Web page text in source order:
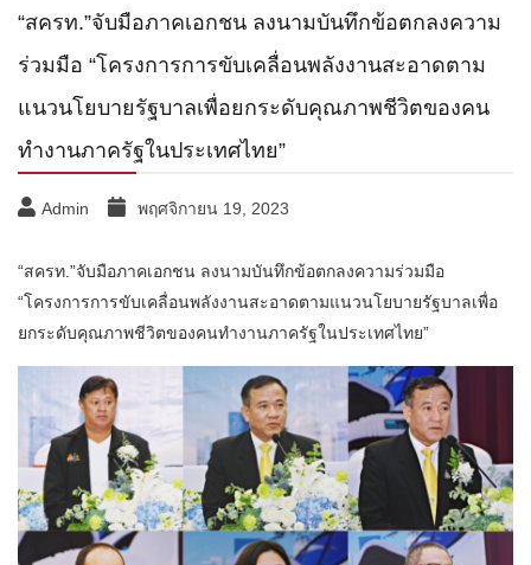
“สครท.”จับมือภาคเอกชน ลงนามบันทึกข้อตกลงความ
ร่วมมือ “โครงการการขับเคลื่อนพลังงานสะอาดตาม
แนวนโยบายรัฐบาลเพื่อยกระดับคุณภาพชีวิตของคน
ทำงานภาครัฐในประเทศไทย”
Admin พฤศจิกายน 19, 2023
“สครท.”จับมือภาคเอกชน ลงนามบันทึกข้อตกลงความร่วมมือ
“โครงการการขับเคลื่อนพลังงานสะอาดตามแนวนโยบายรัฐบาลเพื่อ
ยกระดับคุณภาพชีวิตของคนทำงานภาครัฐในประเทศไทย”